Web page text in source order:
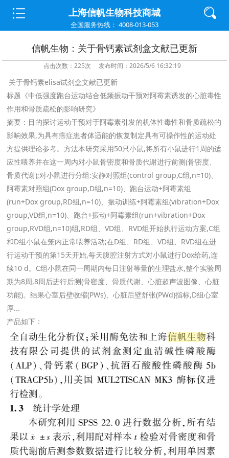
上海信帆生物科技商城
全国服务热线： 4008-013-053
信帆生物：关于骨钙素试剂盒文献已更新
点击次数：225次 发布时间：2026/5/6 16:32:19
关于骨钙素elisa试剂盒文献已更新
标题《中低强度跑台运动结合低频振动干预对阿霉素诱发的心脏毒性
作用和骨质疏松的影响研究》
摘要：目的探讨运动干预对于阿霉素引发的机体性毒性和骨质疏松的
影响效果,为具有癌症患者体适能的恢复制定具有可操作性的运动处
方提供理论参考。方法本研究采用50只小鼠,将所有小鼠进行1周的适
应性喂养并在这一周内对小鼠骨密度和骨质代谢进行前测(骨密度、
骨质代谢);对小鼠进行分组:安静对照组(control group,C组,n=10)、
阿霉素对照组(Dox group,D组,n=10)、跑台运动+阿霉素组
(run+Dox group,RD组,n=10)、振动训练+阿霉素组(vibration+Dox
group,VD组,n=10)、跑台+振动+阿霉素组(run+vibration+Dox
group,RVD组,n=10)组,RD组、VD组、RVD组开始执行运动方案,C组
和D组小鼠在笼内正常喂养活动;在D组、RD组、VD组、RVD组在进
行运动干预的第15天开始,每天腹腔注射方式对小鼠进行Dox给药,连
续10 d。C组小鼠在同一周期内每日注射等量的生理盐水,整个实验周
期为8周,8周后进行后测(骨密度、骨质代谢、心脏超声波图像、心脏
功能)。结果心室后壁收缩(PWs)、心脏后壁舒张(PWd)指标,D组心室
厚...
产品如下：